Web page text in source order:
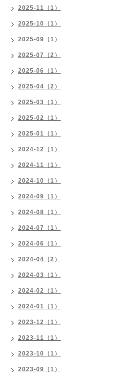
2025-11（1）
2025-10（1）
2025-09（1）
2025-07（2）
2025-06（1）
2025-04（2）
2025-03（1）
2025-02（1）
2025-01（1）
2024-12（1）
2024-11（1）
2024-10（1）
2024-09（1）
2024-08（1）
2024-07（1）
2024-06（1）
2024-04（2）
2024-03（1）
2024-02（1）
2024-01（1）
2023-12（1）
2023-11（1）
2023-10（1）
2023-09（1）